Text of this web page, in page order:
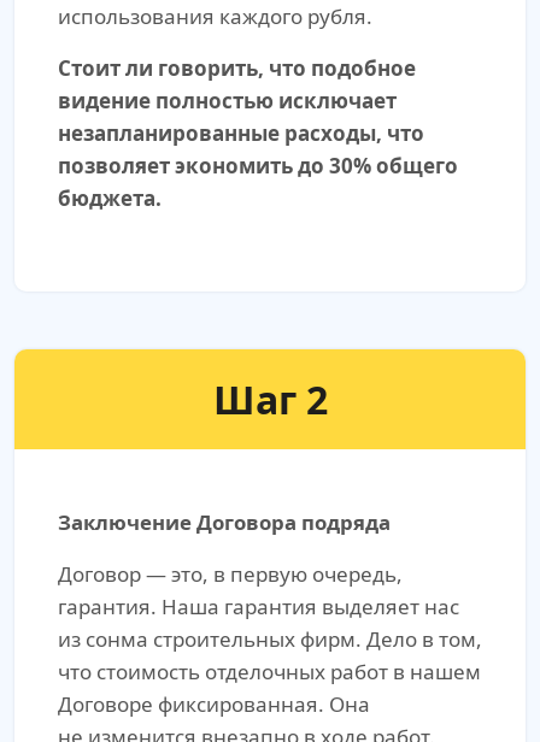
использования каждого рубля.
Стоит ли говорить, что подобное
видение полностью исключает
незапланированные расходы, что
позволяет экономить до 30% общего
бюджета.
Шаг 2
Заключение Договора подряда
Договор — это, в первую очередь,
гарантия. Наша гарантия выделяет нас
из сонма строительных фирм. Дело в том,
что стоимость отделочных работ в нашем
Договоре фиксированная. Она